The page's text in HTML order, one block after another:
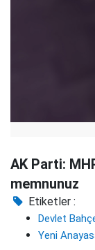
AK Parti:
memnunuz
Etiketler :
Devlet
Yeni